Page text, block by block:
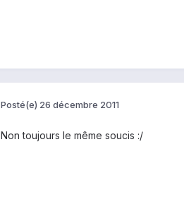
Posté(e) 26 décembre 2011
Non toujours le même soucis :/